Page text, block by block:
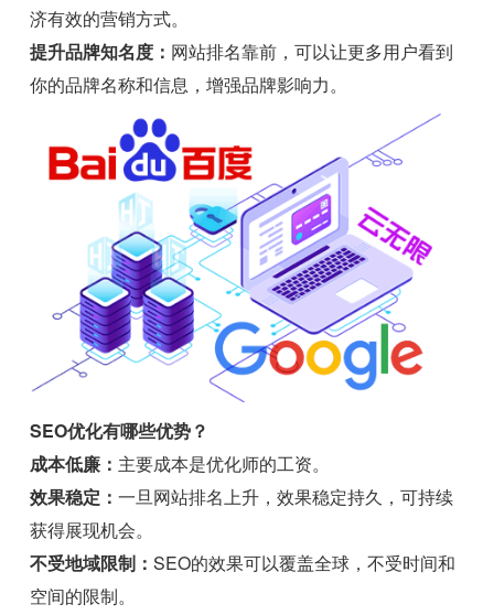
济有效的营销方式。
提升品牌知名度： 网站排名靠前，可以让更多用户看到
你的品牌名称和信息，增强品牌影响力。
SEO优化有哪些优势？
成本低廉： 主要成本是优化师的工资。
效果稳定：一旦网站排名上升，效果稳定持久，可持续
获得展现机会。
不受地域限制：SEO的效果可以覆盖全球，不受时间和
空间的限制。